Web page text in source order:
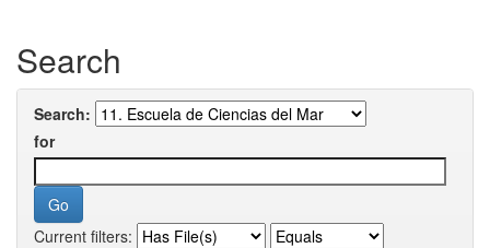
Search
Search:
for
Current filters: